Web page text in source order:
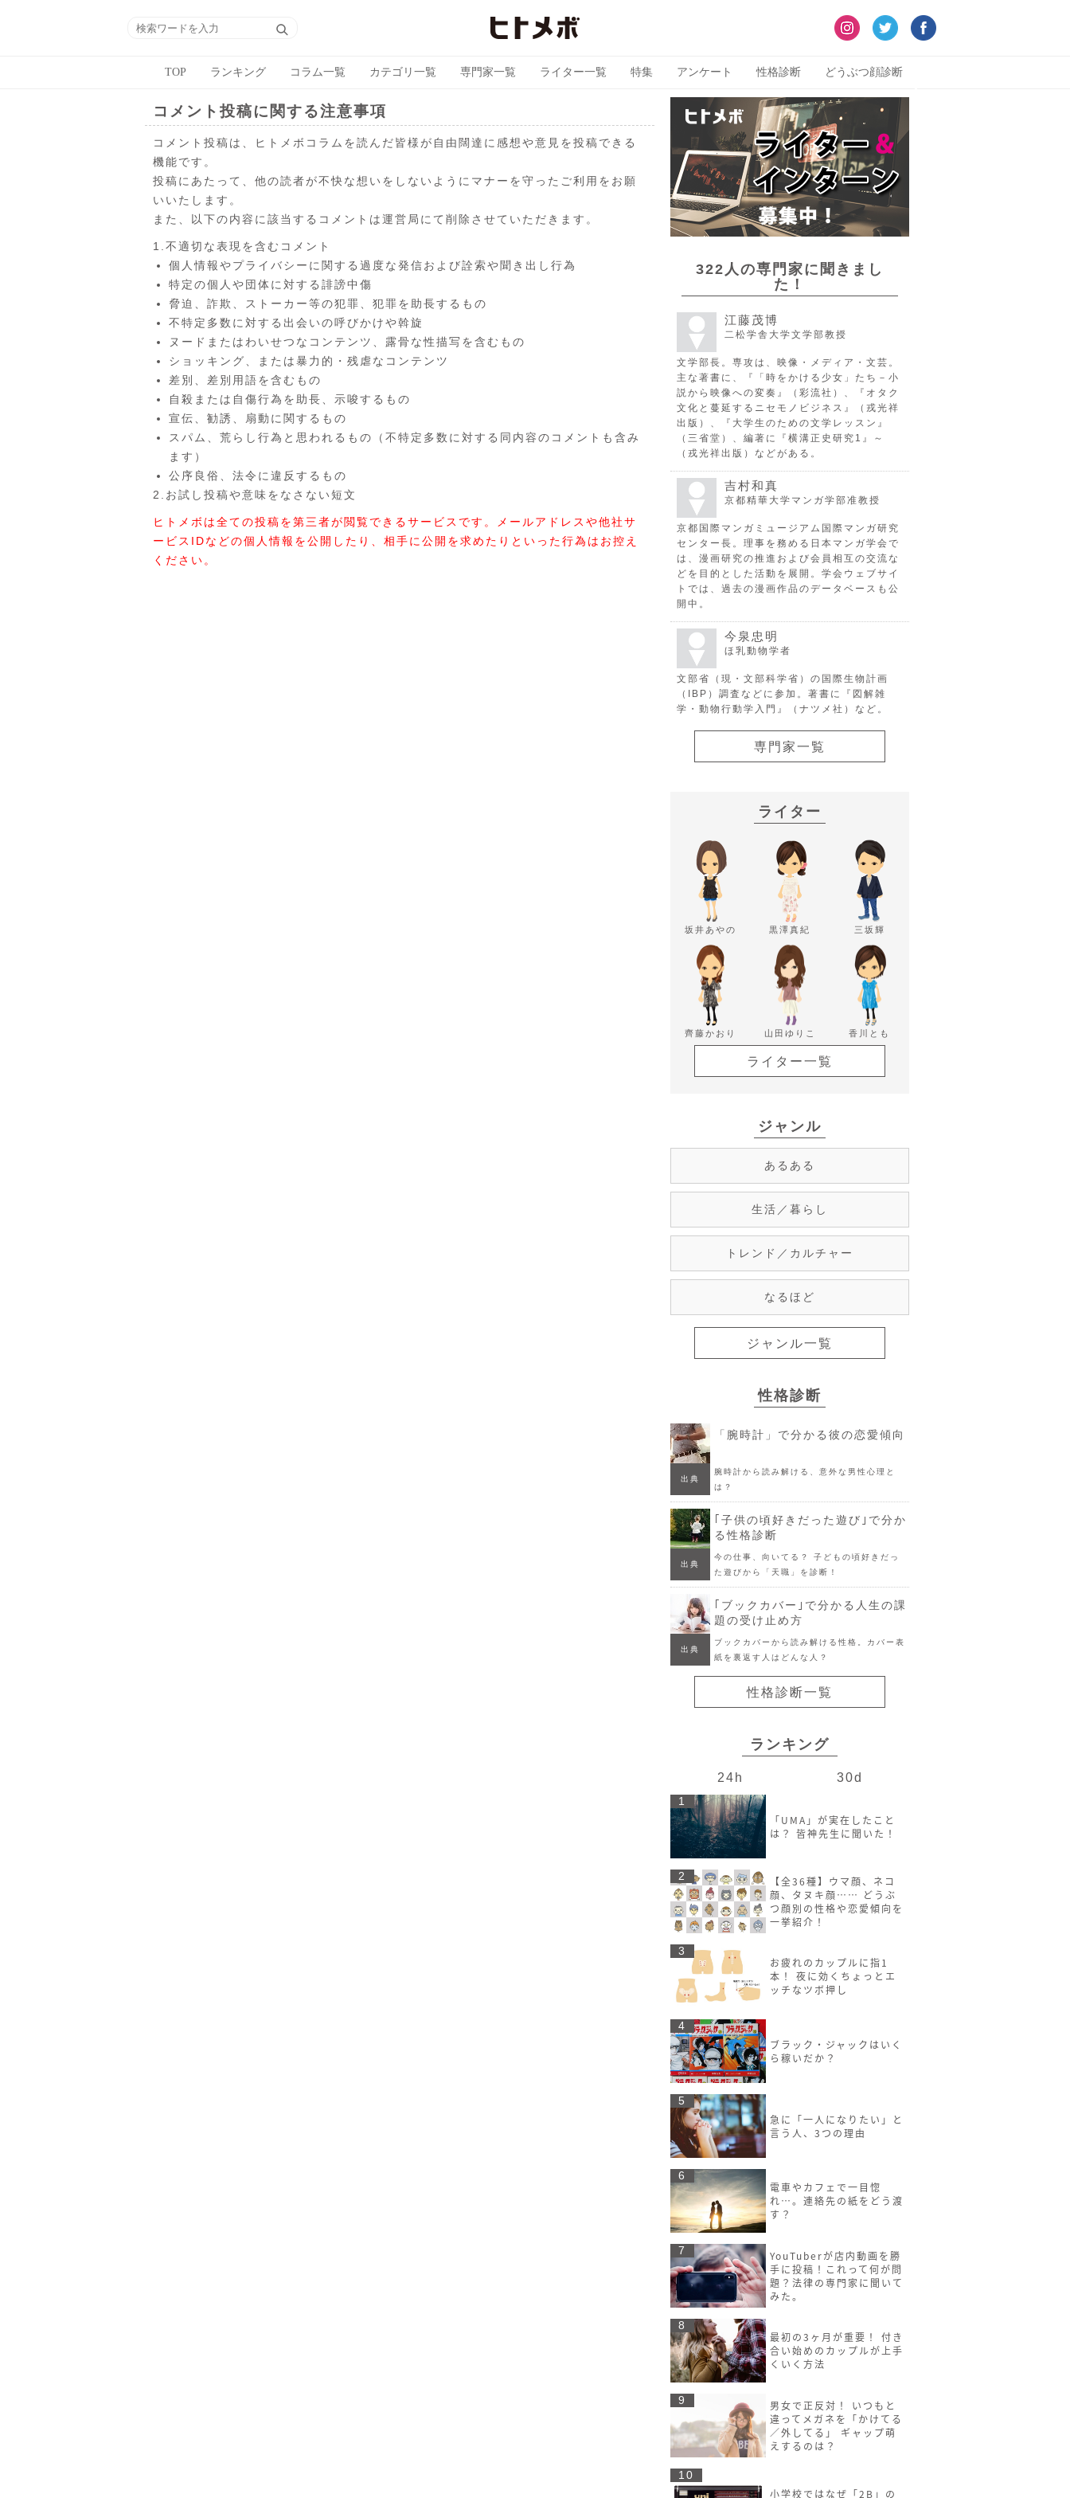
TOP ランキング コラム一覧 カテゴリ一覧 専門家一覧 ライター一覧 特集 アンケート 性格診断 どうぶつ顔診断
コメント投稿に関する注意事項
コメント投稿は、ヒトメボコラムを読んだ皆様が自由闊達に感想や意見を投稿できる
機能です。
投稿にあたって、他の読者が不快な想いをしないようにマナーを守ったご利用をお願
いいたします。
また、以下の内容に該当するコメントは運営局にて削除させていただきます。
1.不適切な表現を含むコメント
個人情報やプライバシーに関する過度な発信および詮索や聞き出し行為
特定の個人や団体に対する誹謗中傷
脅迫、詐欺、ストーカー等の犯罪、犯罪を助長するもの
不特定多数に対する出会いの呼びかけや斡旋
ヌードまたはわいせつなコンテンツ、露骨な性描写を含むもの
ショッキング、または暴力的・残虐なコンテンツ
差別、差別用語を含むもの
自殺または自傷行為を助長、示唆するもの
宣伝、勧誘、扇動に関するもの
スパム、荒らし行為と思われるもの（不特定多数に対する同内容のコメントも含み
ます）
公序良俗、法令に違反するもの
2.お試し投稿や意味をなさない短文
ヒトメボは全ての投稿を第三者が閲覧できるサービスです。メールアドレスや他社サ
ービスIDなどの個人情報を公開したり、相手に公開を求めたりといった行為はお控え
ください。
322人の専門家に聞きまし
た！
江藤茂博
二松学舎大学文学部教授
文学部長。専攻は、映像・メディア・文芸。
主な著書に、『「時をかける少女」たち－小
説から映像への変奏』（彩流社）、『オタク
文化と蔓延するニセモノビジネス』（戎光祥
出版）、『大学生のための文学レッスン』
（三省堂）、編著に『横溝正史研究1』～
（戎光祥出版）などがある。
吉村和真
京都精華大学マンガ学部准教授
京都国際マンガミュージアム国際マンガ研究
センター長。理事を務める日本マンガ学会で
は、漫画研究の推進および会員相互の交流な
どを目的とした活動を展開。学会ウェブサイ
トでは、過去の漫画作品のデータベースも公
開中。
今泉忠明
ほ乳動物学者
文部省（現・文部科学省）の国際生物計画
（IBP）調査などに参加。著書に『図解雑
学・動物行動学入門』（ナツメ社）など。
専門家一覧
ライター
坂井あやの 黒澤真紀 三坂輝
齊藤かおり 山田ゆりこ 香川とも
ライター一覧
ジャンル
あるある
生活／暮らし
トレンド／カルチャー
なるほど
ジャンル一覧
性格診断
「腕時計」で分かる彼の恋愛傾向
出典
腕時計から読み解ける、意外な男性心理と
は？
｢子供の頃好きだった遊び｣で分か
る性格診断
出典
今の仕事、向いてる？ 子どもの頃好きだっ
た遊びから「天職」を診断！
｢ブックカバー｣で分かる人生の課
題の受け止め方
出典
ブックカバーから読み解ける性格。カバー表
紙を裏返す人はどんな人？
性格診断一覧
ランキング
24h 30d
1
「UMA」が実在したこと
は？ 皆神先生に聞いた！
2
【全36種】ウマ顔、ネコ
顔、タヌキ顔…… どうぶ
つ顔別の性格や恋愛傾向を
一挙紹介！
3
お疲れのカップルに指1
本！ 夜に効くちょっとエ
ッチなツボ押し
4
ブラック・ジャックはいく
ら稼いだか？
5
急に「一人になりたい」と
言う人、3つの理由
6
電車やカフェで一目惚
れ…。連絡先の紙をどう渡
す？
7
YouTuberが店内動画を勝
手に投稿！これって何が問
題？法律の専門家に聞いて
みた。
8
最初の3ヶ月が重要！ 付き
合い始めのカップルが上手
くいく方法
9
男女で正反対！ いつもと
違ってメガネを「かけてる
／外してる」 ギャップ萌
えするのは？
10
小学校ではなぜ「2B」の